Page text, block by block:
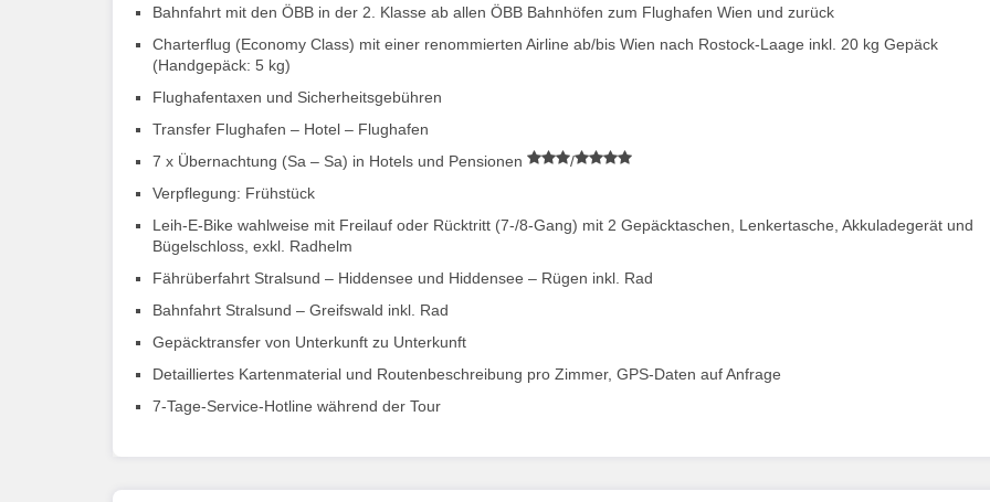
Bahnfahrt mit den ÖBB in der 2. Klasse ab allen ÖBB Bahnhöfen zum Flughafen Wien und zurück
Charterflug (Economy Class) mit einer renommierten Airline ab/bis Wien nach Rostock-Laage inkl. 20 kg Gepäck
(Handgepäck: 5 kg)
Flughafentaxen und Sicherheitsgebühren
Transfer Flughafen – Hotel – Flughafen
7 x Übernachtung (Sa – Sa) in Hotels und Pensionen
/
Verpflegung: Frühstück
Leih-E-Bike wahlweise mit Freilauf oder Rücktritt (7-/8-Gang) mit 2 Gepäcktaschen, Lenkertasche, Akkuladegerät und
Bügelschloss, exkl. Radhelm
Fährüberfahrt Stralsund – Hiddensee und Hiddensee – Rügen inkl. Rad
Bahnfahrt Stralsund – Greifswald inkl. Rad
Gepäcktransfer von Unterkunft zu Unterkunft
Detailliertes Kartenmaterial und Routenbeschreibung pro Zimmer, GPS-Daten auf Anfrage
7-Tage-Service-Hotline während der Tour